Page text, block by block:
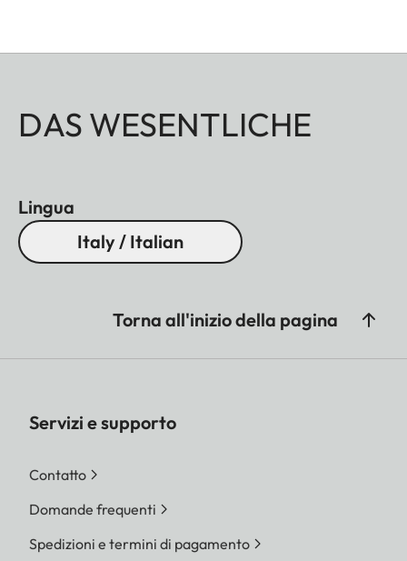
DAS WESENTLICHE
Lingua
Italy / Italian
Torna all'inizio della pagina
Servizi e supporto
Contatto
Domande frequenti
Spedizioni e termini di pagamento